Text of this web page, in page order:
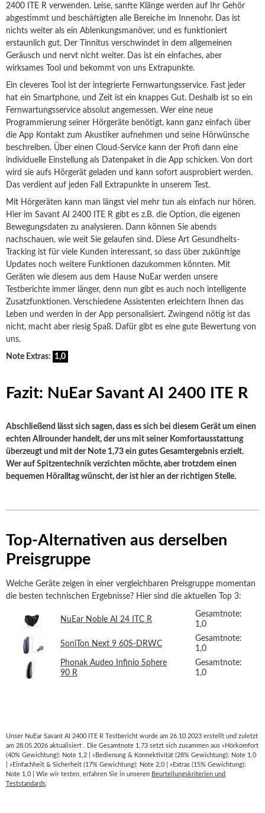
2400 ITE R verwenden. Leise, sanfte Klänge werden auf Ihr Gehör
abgestimmt und beschäftigten alle Bereiche im Innenohr. Das ist
nichts weiter als ein Ablenkungsmanöver, und es funktioniert
erstaunlich gut. Der Tinnitus verschwindet in dem allgemeinen
Geräusch und nervt nicht weiter. Das ist ein einfaches, aber
wirksames Tool und bekommt von uns Extrapunkte.
Ein cleveres Tool ist der integrierte Fernwartungsservice. Fast jeder
hat ein Smartphone, und Zeit ist ein knappes Gut. Deshalb ist so ein
Fernwartungsservice absolut angemessen. Wer eine neue
Programmierung seiner Hörgeräte benötigt, kann ganz einfach über
die App Kontakt zum Akustiker aufnehmen und seine Hörwünsche
beschreiben. Über einen Cloud-Service kann der Profi dann eine
individuelle Einstellung als Datenpaket in die App schicken. Von dort
wird sie aufs Hörgerät geladen und kann sofort ausprobiert werden.
Das verdient auf jeden Fall Extrapunkte in unserem Test.
Mit Hörgeräten kann man längst viel mehr tun als einfach nur hören.
Hier im Savant AI 2400 ITE R gibt es z.B. die Option, die eigenen
Bewegungsdaten zu analysieren. Dann können Sie abends
nachschauen, wie weit Sie gelaufen sind. Diese Art Gesundheits-
Tracking ist für viele Kunden interessant, so dass über zukünftige
Updates noch weitere Funktionen dazukommen könnten. Mit
Geräten wie diesem aus dem Hause NuEar werden unsere
Testberichte immer länger, denn nun gibt es auch noch intelligente
Zusatzfunktionen. Verschiedene Assistenten erleichtern Ihnen das
Leben und werden in der App personalisiert. Zwingend nötig ist das
nicht, macht aber riesig Spaß. Dafür gibt es eine gute Bewertung von
uns.
Note Extras: 1,0
Fazit: NuEar Savant AI 2400 ITE R
Abschließend lässt sich sagen, dass es sich bei diesem Gerät um einen
echten Allrounder handelt, der uns mit seiner Komfortausstattung
überzeugt und mit der Note 1,73 ein gutes Gesamtergebnis erzielt.
Wer auf Spitzentechnik verzichten möchte, aber trotzdem einen
bequemen Höralltag wünscht, der ist hier an der richtigen Stelle.
Top-Alternativen aus derselben
Preisgruppe
Welche Geräte zeigen in einer vergleichbaren Preisgruppe momentan
die besten technischen Ergebnisse? Hier sind die aktuellen Top 3:
NuEar Noble AI 24 ITC R
Gesamtnote:
1,0
SoniTon Next 9 60S-DRWC
Gesamtnote:
1,0
Phonak Audeo Infinio Sphere
90 R
Gesamtnote:
1,0
Unser NuEar Savant AI 2400 ITE R Testbericht wurde am 26.10.2023 erstellt und zuletzt
am 28.05.2026 aktualisiert . Die Gesamtnote 1,73 setzt sich zusammen aus »Hörkomfort
(40% Gewichtung): Note 1,2 | »Bedienung & Konnektivität (28% Gewichtung): Note 1,0
| »Einfachheit & Sicherheit (17% Gewichtung): Note 2,0 | »Extras (15% Gewichtung):
Note 1,0 | Wie wir testen, erfahren Sie in unseren Beurteilungskriterien und
Teststandards.